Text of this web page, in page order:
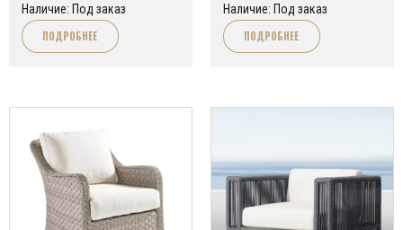
Наличие: Под заказ
ПОДРОБНЕЕ
Наличие: Под заказ
ПОДРОБНЕЕ